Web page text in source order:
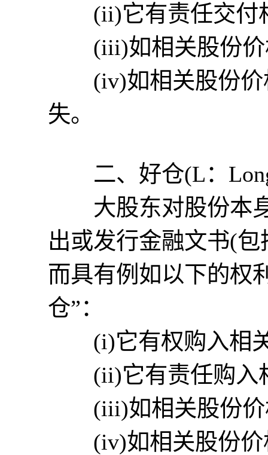
(ii)它有责任交付
(iii)如相关股份价
(iv)如相关股份价
失。
二、好仓(L：
大股东对股份本身
出或发行金融文书(
而具有例如以下的权
仓”：
(i)它有权购入相
(ii)它有责任购入
(iii)如相关股份价
(iv)如相关股份价